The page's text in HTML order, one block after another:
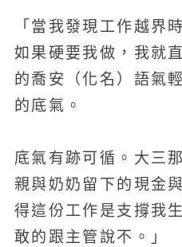
「當我發現工作越界
如果硬要我做，我就
的喬安（化名）語氣
的底氣。
底氣有跡可循。大三
親與奶奶留下的現金
得這份工作是支撐我
敢的跟主管說不。」